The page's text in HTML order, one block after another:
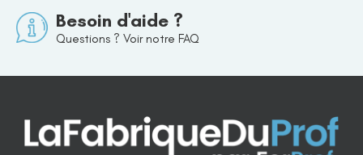
Besoin d'aide ?
Questions ? Voir notre FAQ